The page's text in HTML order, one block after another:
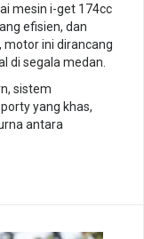
mesin i-get 174cc
efisien, dan
motor ini dirancang
di segala medan.
sistem
yang khas,
antara